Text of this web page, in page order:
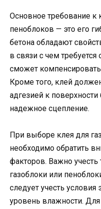
Основное требование к
пеноблоков — это его
бетона обладают
в связи с чем
сможет
Кроме того, клей
адгезией к
надежное сцепление.
При выборе клея для
необходимо обратить
факторов. Важно
газоблоки или
следует учесть
уровень влажности.